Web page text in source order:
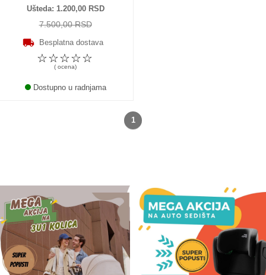
Ušteda 1.200,00 RSD
7.500,00 RSD
Besplatna dostava
☆
☆
☆
☆
☆
( ocena)
Dostupno u radnjama
1